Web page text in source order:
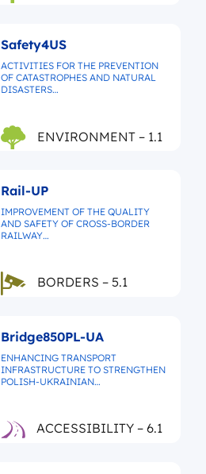
Safety4US
ACTIVITIES FOR THE PREVENTION
OF CATASTROPHES AND NATURAL
DISASTERS…
ENVIRONMENT – 1.1
Rail-UP
IMPROVEMENT OF THE QUALITY
AND SAFETY OF CROSS-BORDER
RAILWAY…
BORDERS – 5.1
Bridge850PL-UA
ENHANCING TRANSPORT
INFRASTRUCTURE TO STRENGTHEN
POLISH-UKRAINIAN…
ACCESSIBILITY – 6.1